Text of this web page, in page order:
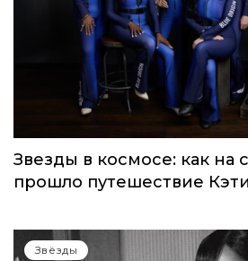
Звезды в космосе: как на
прошло путешествие
Звёзды